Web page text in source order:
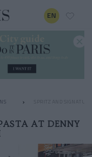
EN
SPRITZ AND
AT DENNY